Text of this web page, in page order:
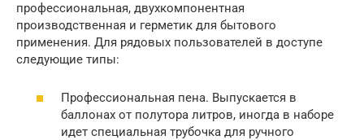
профессиональная, двухкомпонентная
производственная и герметик для бытового
применения. Для рядовых пользователей в доступе
следующие типы:
Профессиональная пена. Выпускается в
баллонах от полутора литров, иногда в наборе
идет специальная трубочка для ручного